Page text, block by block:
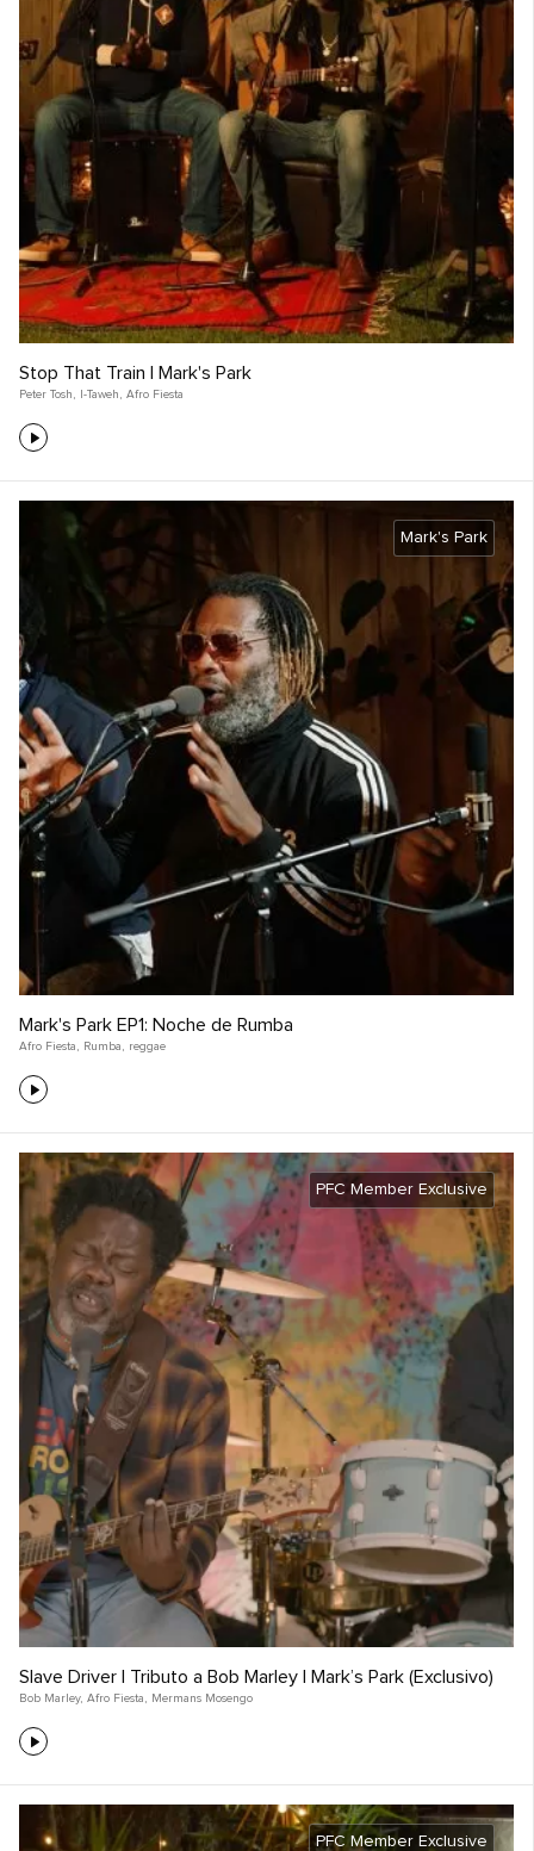
Stop That Train | Mark's Park
Peter Tosh , I-Taweh , Afro Fiesta
Mark's Park
Mark's Park EP1: Noche de Rumba
Afro Fiesta , Rumba , reggae
PFC Member Exclusive
Slave Driver | Tributo a Bob Marley | Mark’s Park (Exclusivo)
Bob Marley, Afro Fiesta , Mermans Mosengo
PFC Member Exclusive